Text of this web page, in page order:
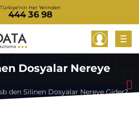
Türkiye'nin Her Yerinden
444 36 98
Dosyalar Nereye
den Silinen Dosyalar Nereye Gider?